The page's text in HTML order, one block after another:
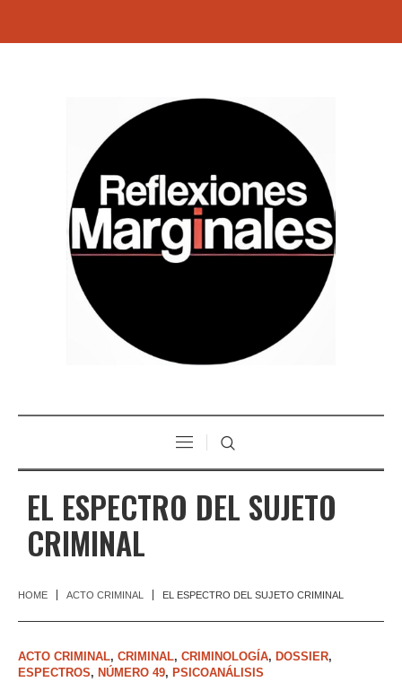
EL ESPECTRO DEL SUJETO
CRIMINAL
HOME ACTO CRIMINAL EL ESPECTRO DEL SUJETO CRIMINAL
ACTO CRIMINAL, CRIMINAL, CRIMINOLOGÍA, DOSSIER,
ESPECTROS, NÚMERO 49, PSICOANÁLISIS